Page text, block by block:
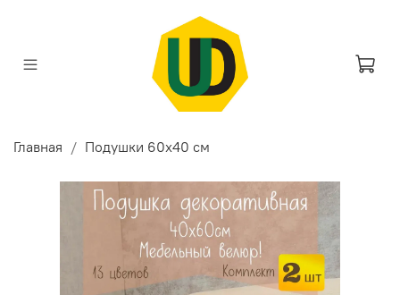
Главная Подушки 60х40 см